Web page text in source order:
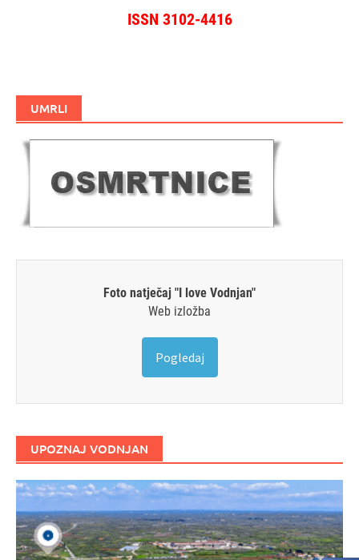
ISSN 3102-4416
UMRLI
Foto natječaj "I love Vodnjan"
Web izložba
Pogledaj
UPOZNAJ VODNJAN